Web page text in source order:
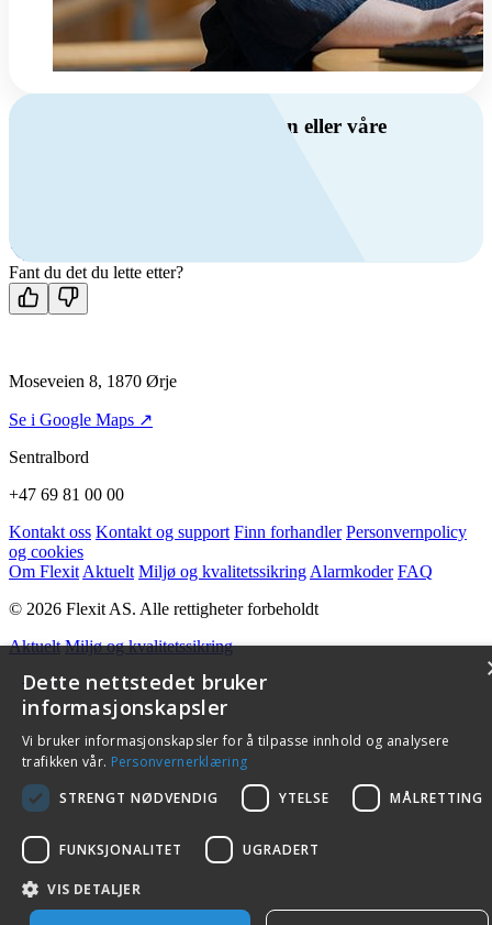
Har du spørsmål om ventilasjon eller våre
Kontakt oss
Fant du det du lette etter?
Moseveien 8, 1870 Ørje
Se i Google Maps ↗
Sentralbord
+47 69 81 00 00
Kontakt oss Kontakt og support Finn forhandler Personvernpolicy
og cookies
Om Flexit Aktuelt Miljø og kvalitetssikring Alarmkoder FAQ
© 2026 Flexit AS. Alle rettigheter forbeholdt
Aktuelt Miljø og kvalitetssikring
Dette nettstedet bruker
informasjonskapsler
Vi bruker informasjonskapsler for å tilpasse innhold og analysere
trafikken vår. Personvernerklæring
STRENGT NØDVENDIG
YTELSE MÅLRETTING
FUNKSJONALITET UGRADERT
VIS DETALJER